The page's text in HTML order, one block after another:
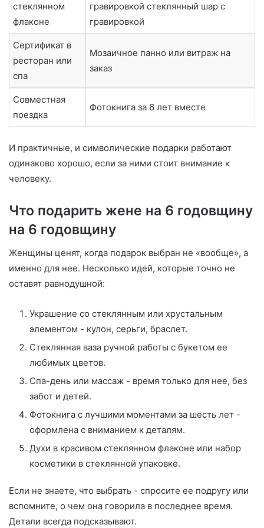
стеклянном
флаконе
гравировкой стеклянный шар с
гравировкой
Сертификат в
ресторан или
спа
Мозаичное панно или витраж на
заказ
Совместная
поездка
Фотокнига за 6 лет вместе
И практичные, и символические подарки работают
одинаково хорошо, если за ними стоит внимание к
человеку.
Что подарить жене на 6 годовщину
на 6 годовщину
Женщины ценят, когда подарок выбран не «вообще», а
именно для нее. Несколько идей, которые точно не
оставят равнодушной:
Украшение со стеклянным или хрустальным
элементом - кулон, серьги, браслет.
Стеклянная ваза ручной работы с букетом ее
любимых цветов.
Спа-день или массаж - время только для нее, без
забот и детей.
Фотокнига с лучшими моментами за шесть лет -
оформлена с вниманием к деталям.
Духи в красивом стеклянном флаконе или набор
косметики в стеклянной упаковке.
Если не знаете, что выбрать - спросите ее подругу или
вспомните, о чем она говорила в последнее время.
Детали всегда подсказывают.